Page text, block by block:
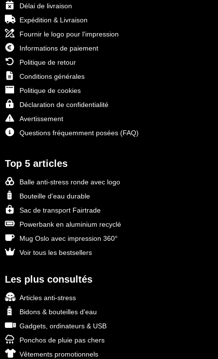
Délai de livraison
Expédition & Livraison
Fournir le logo pour l'impression
Informations de paiement
Politique de retour
Conditions générales
Politique de cookies
Déclaration de confidentialité
Avertissement
Questions fréquemment posées (FAQ)
Top 5 articles
Balle anti-stress ronde avec logo
Bouteille d'eau durable
Sac de transport Fairtrade
Powerbank en aluminium recyclé
Mug Oslo avec impression 360°
Voir tous les bestsellers
Les plus consultés
Articles anti-stress
Bidons & bouteilles d'eau
Gadgets, ordinateurs & USB
Ponchos de pluie pas chers
Vêtements promotionnels